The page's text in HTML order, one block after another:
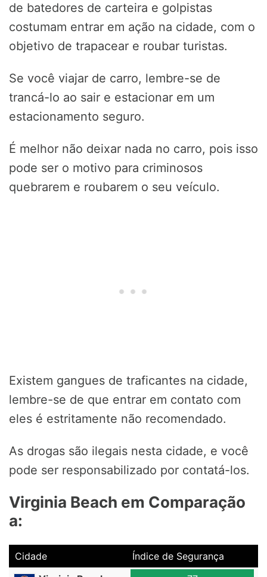
de batedores de carteira e golpistas
costumam entrar em ação na cidade, com o
objetivo de trapacear e roubar turistas.
Se você viajar de carro, lembre-se de
trancá-lo ao sair e estacionar em um
estacionamento seguro.
É melhor não deixar nada no carro, pois isso
pode ser o motivo para criminosos
quebrarem e roubarem o seu veículo.
Existem gangues de traficantes na cidade,
lembre-se de que entrar em contato com
eles é estritamente não recomendado.
As drogas são ilegais nesta cidade, e você
pode ser responsabilizado por contatá-los.
Virginia Beach em Comparação
a:
Cidade
Índice de Segurança